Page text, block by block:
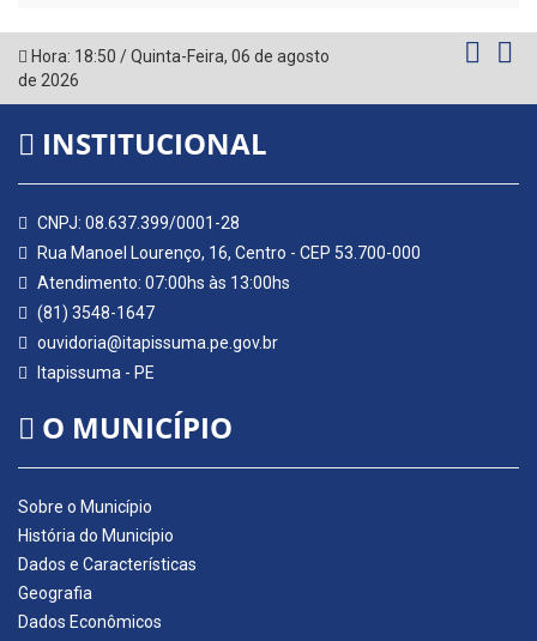
Hora: 18:50 /Quinta-Feira, 06 de agosto
de 2026
INSTITUCIONAL
CNPJ: 08.637.399/0001-28
Rua Manoel Lourenço, 16, Centro - CEP 53.700-000
Atendimento: 07:00hs às 13:00hs
(81) 3548-1647
ouvidoria@itapissuma.pe.gov.br
Itapissuma - PE
O MUNICÍPIO
Sobre o Município
História do Município
Dados e Características
Geografia
Dados Econômicos